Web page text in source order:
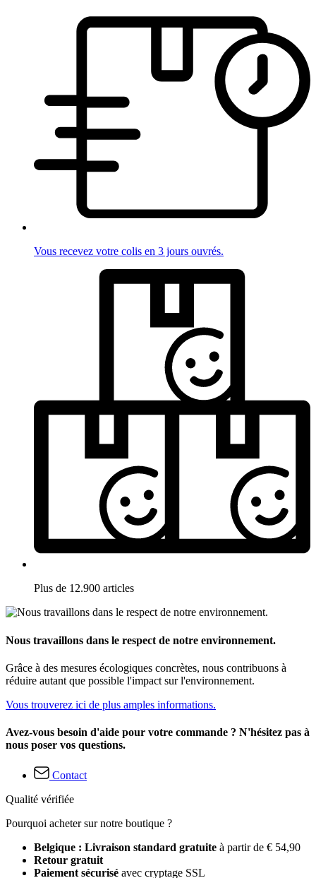
Vous recevez votre colis en 3 jours ouvrés.
Plus de 12.900 articles
Nous travaillons dans le respect de notre environnement.
Grâce à des mesures écologiques concrètes, nous contribuons à
réduire autant que possible l'impact sur l'environnement.
Vous trouverez ici de plus amples informations.
Avez-vous besoin d'aide pour votre commande ? N'hésitez pas à
nous poser vos questions.
Contact
Qualité vérifiée
Pourquoi acheter sur notre boutique ?
Belgique : Livraison standard gratuite à partir de € 54,90
Retour gratuit
Paiement sécurisé avec cryptage SSL